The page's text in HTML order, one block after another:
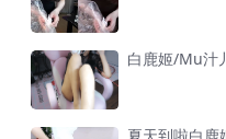
白鹿姬/Mu汁